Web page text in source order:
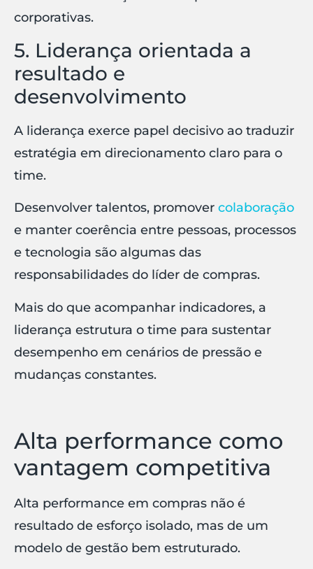
corporativas.
5. Liderança orientada a
resultado e
desenvolvimento
A liderança exerce papel decisivo ao traduzir
estratégia em direcionamento claro para o
time.
Desenvolver talentos, promover colaboração
e manter coerência entre pessoas, processos
e tecnologia são algumas das
responsabilidades do líder de compras.
Mais do que acompanhar indicadores, a
liderança estrutura o time para sustentar
desempenho em cenários de pressão e
mudanças constantes.
Alta performance como
vantagem competitiva
Alta performance em compras não é
resultado de esforço isolado, mas de um
modelo de gestão bem estruturado.